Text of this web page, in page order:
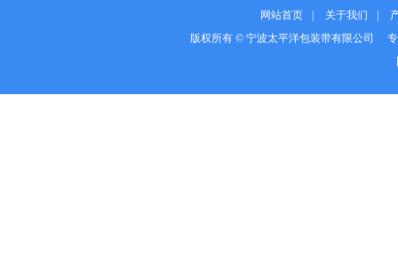
网站首页 关于我们
版权所有 © 宁波太平洋包装带有限公司 专